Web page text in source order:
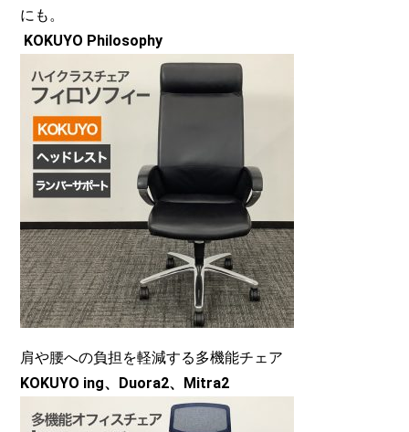
にも。
KOKUYO Philosophy
肩や腰への負担を軽減する多機能チェア
KOKUYO ing、Duora2、Mitra2